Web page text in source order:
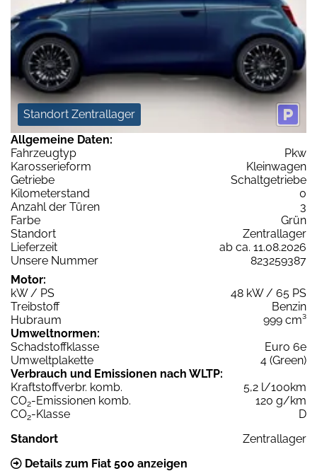
Standort Zentrallager
Allgemeine Daten:
Fahrzeugtyp
Pkw
Karosserieform
Kleinwagen
Getriebe
Schaltgetriebe
Kilometerstand
0
Anzahl der Türen
3
Farbe
Grün
Standort
Zentrallager
Lieferzeit
ab ca. 11.08.2026
Unsere Nummer
823259387
Motor:
kW / PS
48 kW / 65 PS
Treibstoff
Benzin
Hubraum
999 cm³
Umweltnormen:
Schadstoffklasse
Euro 6e
Umweltplakette
4 (Green)
Verbrauch und Emissionen nach WLTP:
Kraftstoffverbr. komb.
5,2 l/100km
CO2-Emissionen komb.
120 g/km
CO2-Klasse
D
Standort
Zentrallager
Details zum Fiat 500 anzeigen